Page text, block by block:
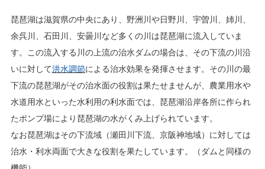
琵琶湖は滋賀県の中央にあり、野洲川や日野川、宇曽川、姉川、
余呉川、石田川、安曇川など多くの川は琵琶湖に流入していま
す。この流入する川の上流の治水ダムの場合は、その下流の川沿
いに対して洪水調節による治水効果を発揮させます。その川の最
下流の琵琶湖がその治水面の役割は果たせませんが、農業用水や
水道用水といった水利用の利水面では、琵琶湖沿岸各所に作られ
たポンプ場により琵琶湖の水がくみ上げられています。
なお琵琶湖はその下流域（瀬田川下流、京阪神地域）に対しては
治水・利水両面で大きな役割を果たしています。（ダムと同様の